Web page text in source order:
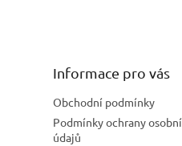
Informace pro vás
Obchodní podmínky
Podmínky ochrany
údajů